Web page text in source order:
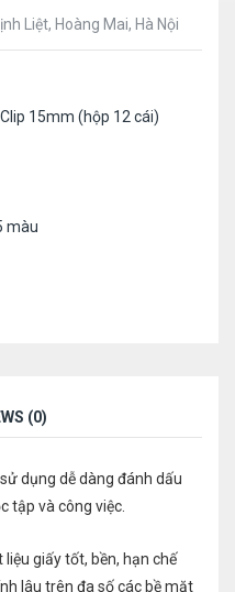
Liệt, Hoàng Mai, Hà Nội
(0)
dụng dễ dàng đánh dấu
tập và công việc.
giấy tốt, bền, hạn chế
lâu trên đa số các bề mặt